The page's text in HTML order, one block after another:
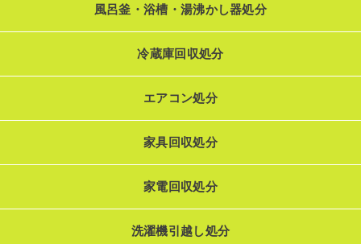
風呂釜・浴槽・湯沸かし器処分
冷蔵庫回収処分
エアコン処分
家具回収処分
家電回収処分
洗濯機引越し処分